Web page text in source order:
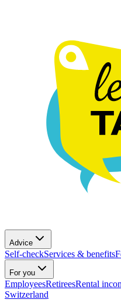
Advice
Self-checkServices & benefits
For you
EmployeesRetireesRental
Switzerland